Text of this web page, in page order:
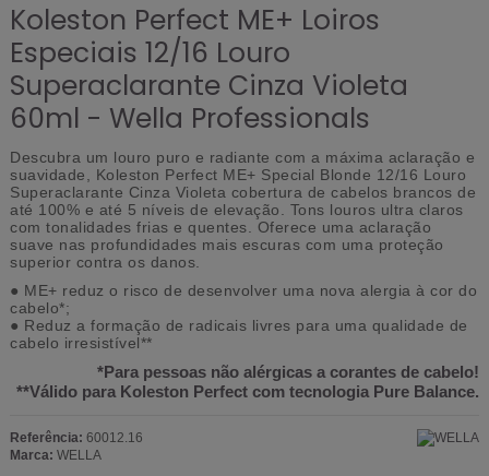
Koleston Perfect ME+ Loiros
Especiais 12/16 Louro
Superaclarante Cinza Violeta
60ml - Wella Professionals
Descubra um louro puro e radiante com a máxima aclaração e
suavidade, Koleston Perfect ME+ Special Blonde 12/16 Louro
Superaclarante Cinza Violeta cobertura de cabelos brancos de
até 100% e até 5 níveis de elevação. Tons louros ultra claros
com tonalidades frias e quentes. Oferece uma aclaração
suave nas profundidades mais escuras com uma proteção
superior contra os danos.
● ME+ reduz o risco de desenvolver uma nova alergia à cor do
cabelo*;
● Reduz a formação de radicais livres para uma qualidade de
cabelo irresistível**
*Para pessoas não alérgicas a corantes de cabelo!
**Válido para Koleston Perfect com tecnologia Pure Balance.
Referência: 60012.16
Marca: WELLA